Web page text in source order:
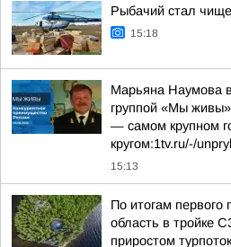
Рыбачий стал
15:18
Марьяна Наумова
группой «Мы
— самом крупном
кругом:1tv.ru/-/unpryl
15:13
По итогам первого
область в тройке
приростом